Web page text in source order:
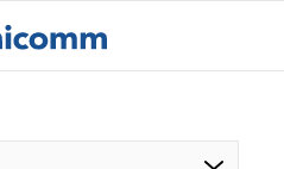
over architectuur,